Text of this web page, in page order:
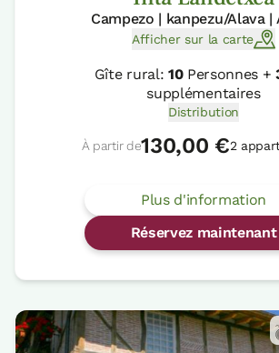
Campezo | kanpezu/Alava |
Afficher sur la carte
Gîte rural: 10Personnes +
supplémentaires
Distribution
À partir de130,00 €2
Plus d'information
Réservez maintenant